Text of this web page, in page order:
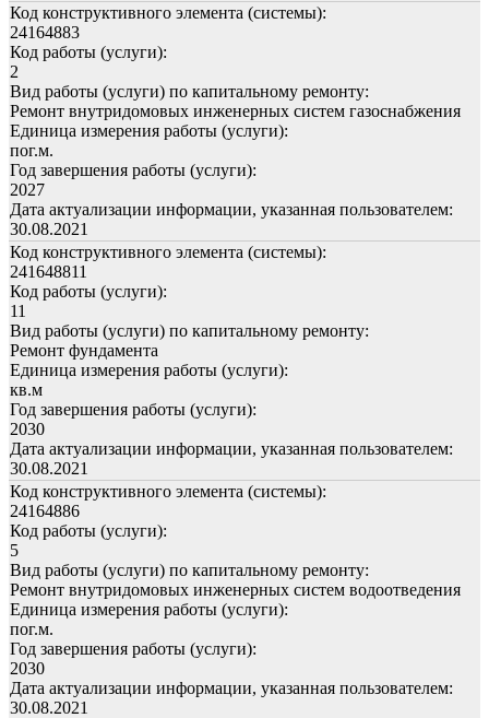
Код конструктивного элемента (системы):
24164883
Код работы (услуги):
2
Вид работы (услуги) по капитальному ремонту:
Ремонт внутридомовых инженерных систем газоснабжения
Единица измерения работы (услуги):
пог.м.
Год завершения работы (услуги):
2027
Дата актуализации информации, указанная пользователем:
30.08.2021
Код конструктивного элемента (системы):
241648811
Код работы (услуги):
11
Вид работы (услуги) по капитальному ремонту:
Ремонт фундамента
Единица измерения работы (услуги):
кв.м
Год завершения работы (услуги):
2030
Дата актуализации информации, указанная пользователем:
30.08.2021
Код конструктивного элемента (системы):
24164886
Код работы (услуги):
5
Вид работы (услуги) по капитальному ремонту:
Ремонт внутридомовых инженерных систем водоотведения
Единица измерения работы (услуги):
пог.м.
Год завершения работы (услуги):
2030
Дата актуализации информации, указанная пользователем:
30.08.2021